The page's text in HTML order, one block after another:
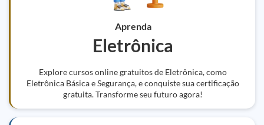
Aprenda
Eletrônica
Explore cursos online gratuitos de Eletrônica, como
Eletrônica Básica e Segurança, e conquiste sua certificação
gratuita. Transforme seu futuro agora!